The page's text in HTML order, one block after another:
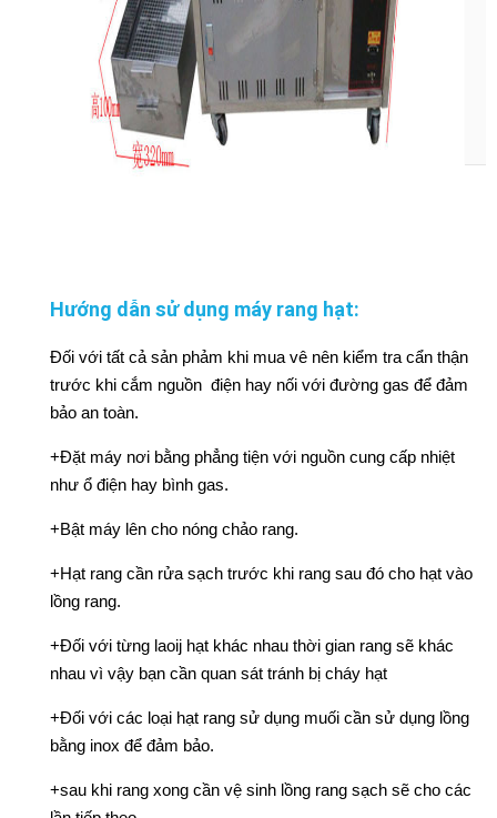
Hướng dẫn sử dụng máy rang hạt:
Đối với tất cả sản phảm khi mua vê nên kiểm tra cẩn thận
trước khi cắm nguồn điện hay nối với đường gas để đảm
bảo an toàn.
+Đặt máy nơi bằng phẳng tiện với nguồn cung cấp nhiệt
như ổ điện hay bình gas.
+Bật máy lên cho nóng chảo rang.
+Hạt rang cần rửa sạch trước khi rang sau đó cho hạt vào
lồng rang.
+Đối với từng laoij hạt khác nhau thời gian rang sẽ khác
nhau vì vậy bạn cần quan sát tránh bị cháy hạt
+Đối với các loại hạt rang sử dụng muối cần sử dụng lồng
bằng inox để đảm bảo.
+sau khi rang xong cần vệ sinh lồng rang sạch sẽ cho các